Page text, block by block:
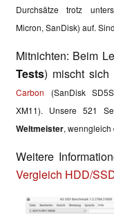
Durchsätze trotz
Micron, SanDisk) auf.
Mitnichten: Beim
Tests) mischt sich
Carbon (SanDisk
XM11). Unsere 521
Weltmeister,
Weitere
Vergleich HDD/